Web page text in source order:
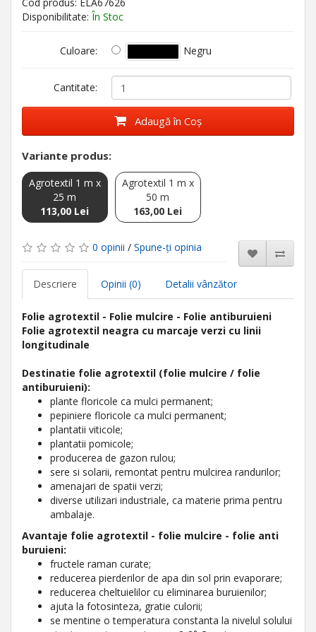
Disponibilitate: În Stoc
Culoare: Negru
Cantitate:
Adaugă în Coş
Variante produs:
Agrotextil 1 m x
25 m
113,00 Lei
Agrotextil 1 m x
50 m
163,00 Lei
0 opinii / Spune-ţi opinia
Descriere Opinii (0) Detalii vânzător
Folie agrotextil - Folie mulcire - Folie antiburuieni
Folie agrotextil neagra cu marcaje verzi cu linii
longitudinale
Destinatie folie agrotextil (folie mulcire / folie
antiburuieni):
plante floricole ca mulci permanent;
pepiniere floricole ca mulci permanent;
plantatii viticole;
plantatii pomicole;
producerea de gazon rulou;
sere si solarii, remontat pentru mulcirea randurilor;
amenajari de spatii verzi;
diverse utilizari industriale, ca materie prima pentru
ambalaje.
Avantaje folie agrotextil - folie mulcire - folie anti
buruieni:
fructele raman curate;
reducerea pierderilor de apa din sol prin evaporare;
reducerea cheltuielilor cu eliminarea buruienilor;
ajuta la fotosinteza, gratie culorii;
se mentine o temperatura constanta la nivelul solului